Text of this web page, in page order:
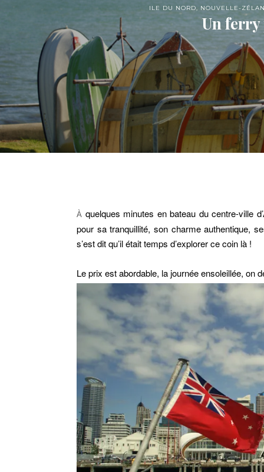
ILE DU NORD, NOUVELLE-
Un
À quelques minutes en bateau du centre-ville
pour sa tranquillité, son charme authentique,
s’est dit qu’il était temps d’explorer ce coin là !
Le prix est abordable, la journée ensoleillée, on